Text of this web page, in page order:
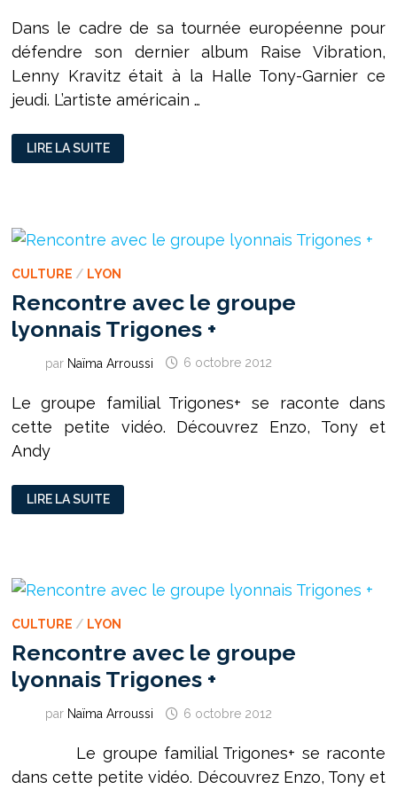
Dans le cadre de sa tournée européenne pour
défendre son dernier album Raise Vibration,
Lenny Kravitz était à la Halle Tony-Garnier ce
jeudi. L’artiste américain …
LENNY
KRAVITZ
REVIENT
LIRE LA SUITE
CULTURE / LYON
Rencontre avec le groupe
lyonnais Trigones +
par Naïma Arroussi 6 octobre 2012
Le groupe familial Trigones+ se raconte dans
cette petite vidéo. Découvrez Enzo, Tony et
Andy
RENCONTRE
AVEC
LE
LIRE LA SUITE
CULTURE / LYON
Rencontre avec le groupe
lyonnais Trigones +
par Naïma Arroussi 6 octobre 2012
Le groupe familial Trigones+ se raconte
dans cette petite vidéo. Découvrez Enzo, Tony et